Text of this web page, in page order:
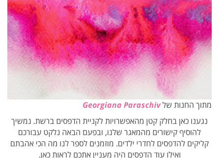
מתוך החנות שלGeorgiana Paraschiv
נגענו כאן בחלק קטן מהאפשרויות לקניית הדפסים ברשת. נמשיך
להוסיף קישורים מהמאגר שלנו, ובפעם הבאה נלקט עבורכם
קליקים להדפסים לחדרי ילדים. מוזמנים לספר לנו מה הכי אהבתם
ואילו עוד הדפסים היה מעניין אתכם לראות כאן.